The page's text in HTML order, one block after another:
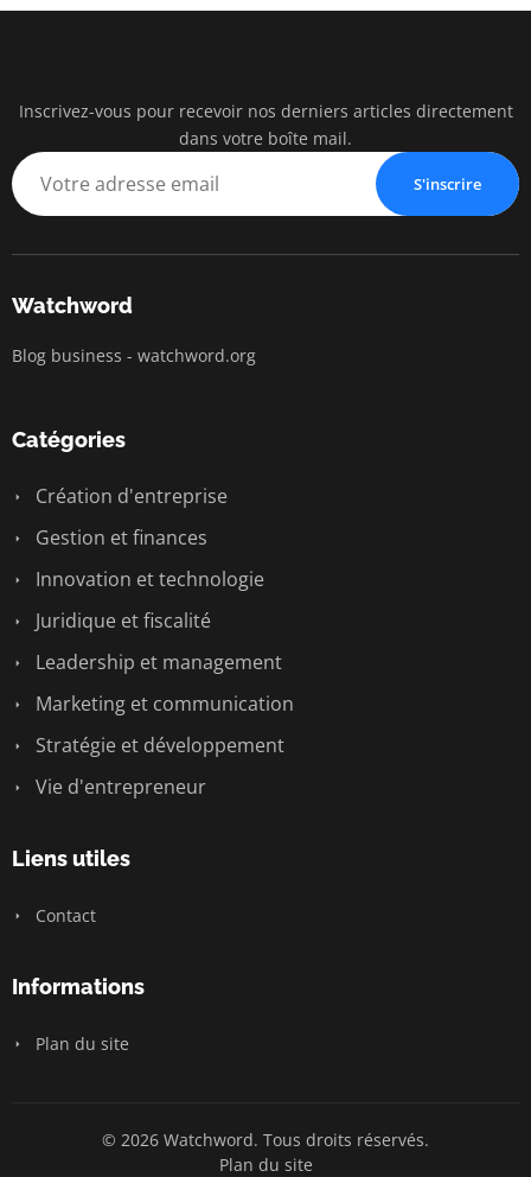
BUSINESS
Inscrivez-vous pour recevoir nos derniers articles directement
dans votre boîte mail.
S'inscrire
Watchword
Blog business - watchword.org
Catégories
Création d'entreprise
Gestion et finances
Innovation et technologie
Juridique et fiscalité
Leadership et management
Marketing et communication
Stratégie et développement
Vie d'entrepreneur
Liens utiles
Contact
Informations
Plan du site
© 2026 Watchword. Tous droits réservés.
Plan du site